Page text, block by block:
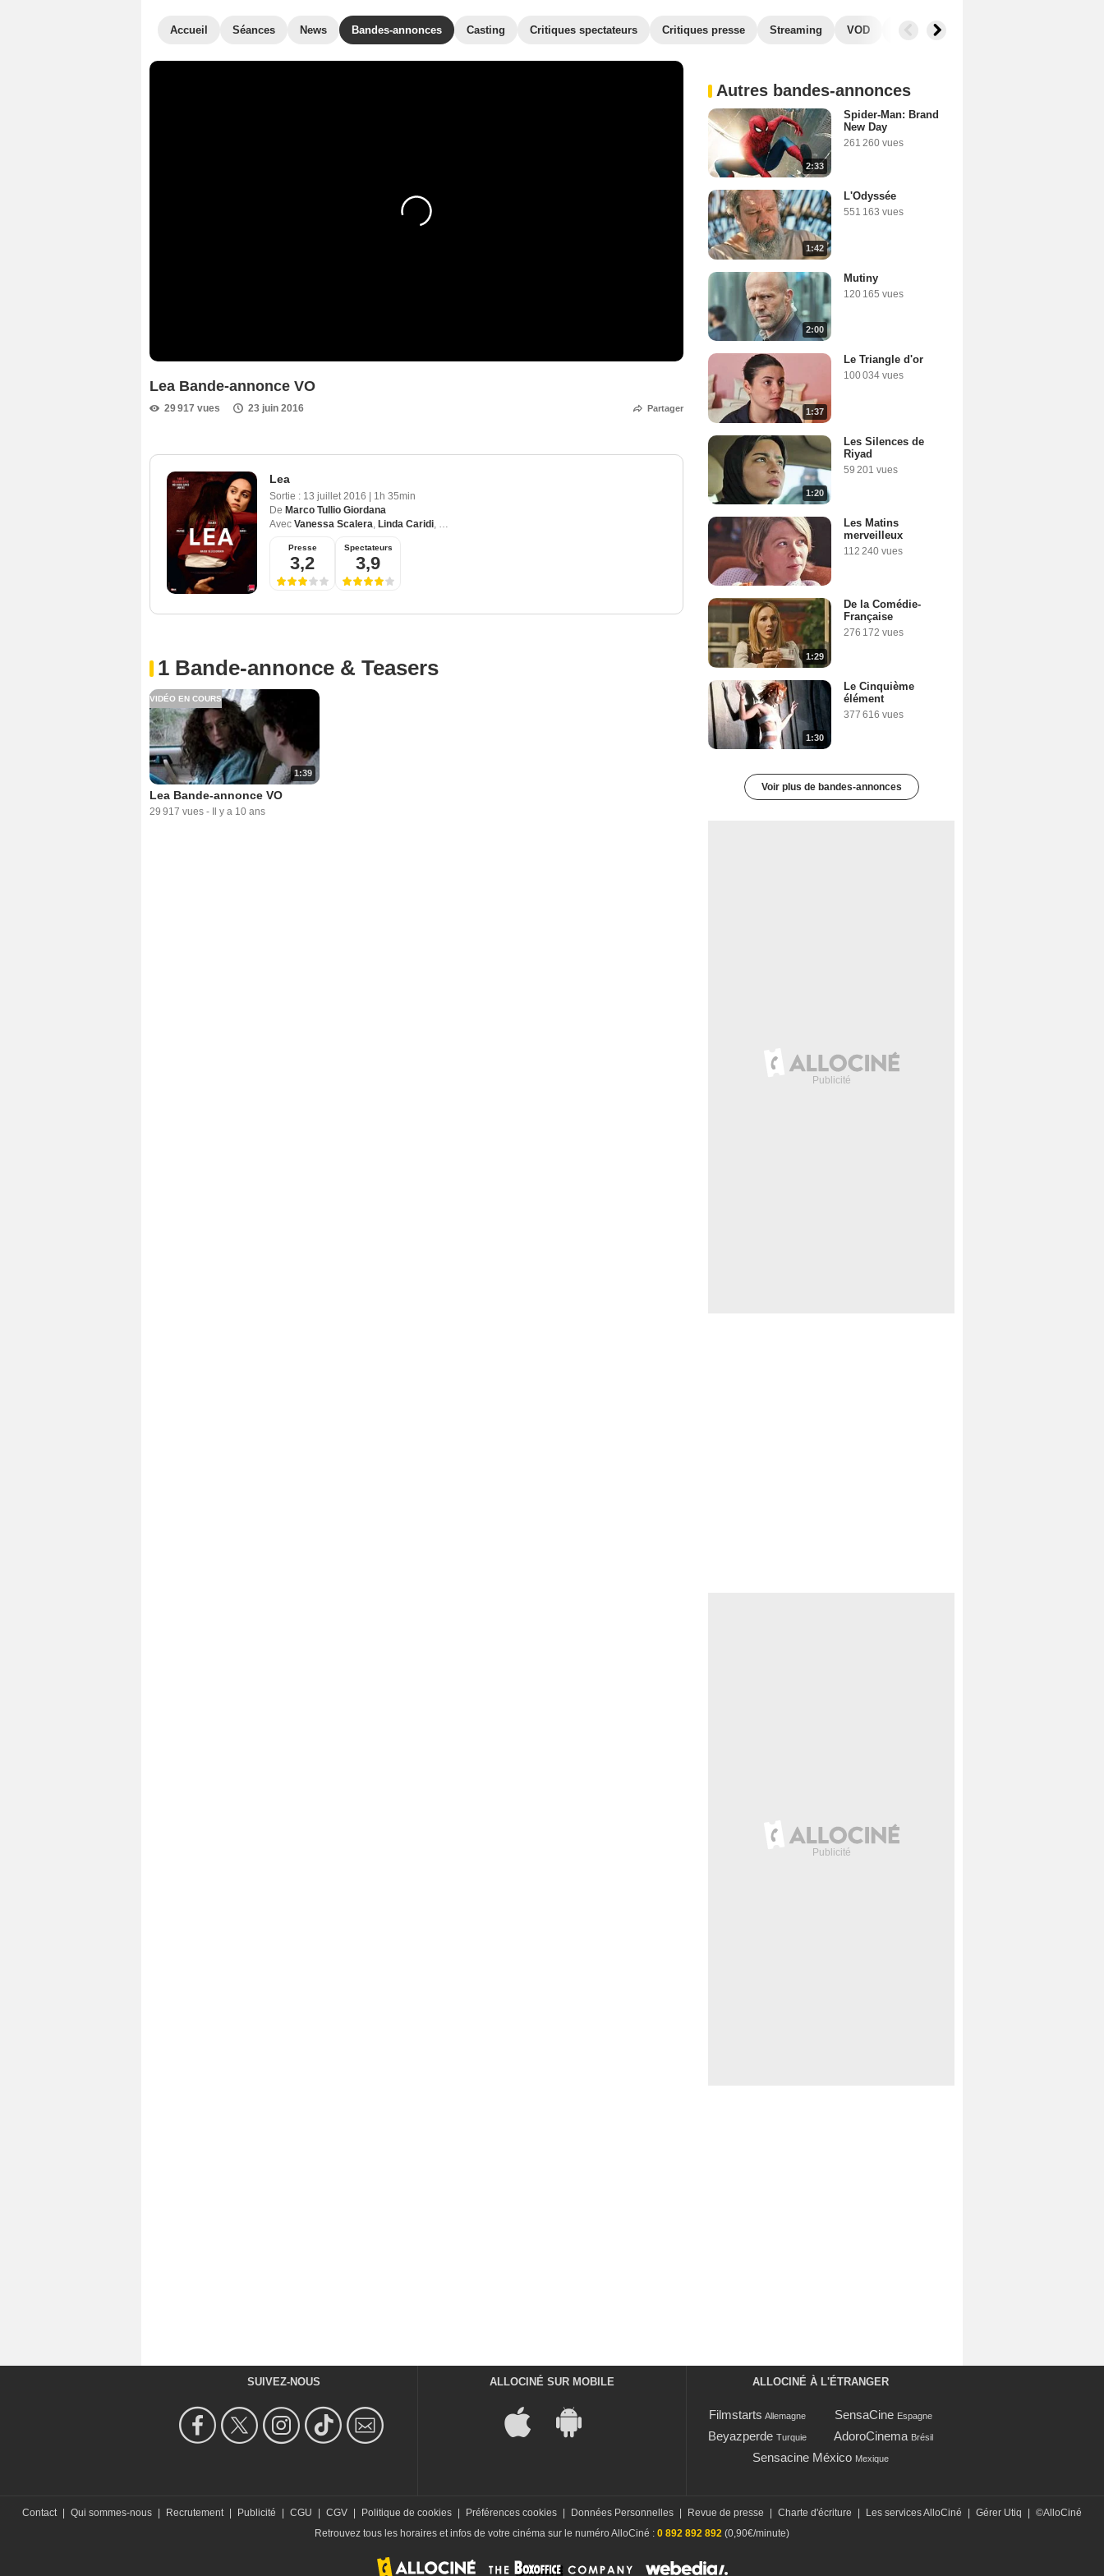
Accueil Séances News Bandes-annonces Casting Critiques spectateurs Critiques presse Streaming VOD
Lea Bande-annonce VO
29 917 vues 23 juin 2016 Partager
Lea
Sortie : 13 juillet 2016
1h 35min
De Marco Tullio Giordana
Avec Vanessa Scalera, Linda Caridi, Alessio Praticò
Presse
3,2
Spectateurs
3,9
1 Bande-annonce & Teasers
1:39
VIDÉO EN COURS
Lea Bande-annonce VO
29 917 vues - Il y a 10 ans
Autres bandes-annonces
2:33
Spider-Man: Brand
New Day
261 260 vues
1:42
L'Odyssée
551 163 vues
2:00
Mutiny
120 165 vues
1:37
Le Triangle d'or
100 034 vues
1:20
Les Silences de
Riyad
59 201 vues
Les Matins
merveilleux
112 240 vues
1:29
De la Comédie-
Française
276 172 vues
1:30
Le Cinquième
élément
377 616 vues
Voir plus de bandes-annonces
SUIVEZ-NOUS ALLOCINÉ SUR MOBILE ALLOCINÉ À L'ÉTRANGER
Filmstarts Allemagne SensaCine Espagne
Beyazperde Turquie AdoroCinema Brésil
Sensacine México Mexique
Contact Qui sommes-nous Recrutement Publicité CGU CGV Politique de cookies Préférences cookies Données Personnelles Revue de presse Charte d'écriture Les services AlloCiné Gérer Utiq
©AlloCiné
Retrouvez tous les horaires et infos de votre cinéma sur le numéro AlloCiné : 0 892 892 892 (0,90€/minute)